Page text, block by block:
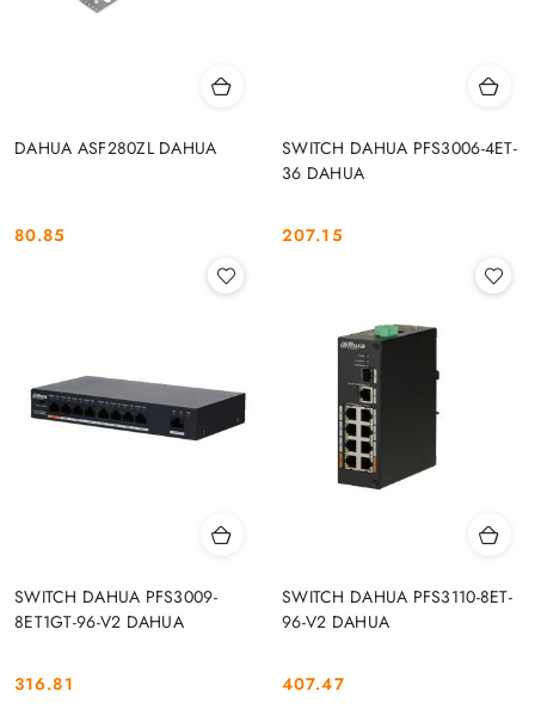
DAHUA ASF280ZL DAHUA
Cena:
80.85
SWITCH DAHUA PFS3006-4ET-
36 DAHUA
Cena:
207.15
SWITCH DAHUA PFS3009-
8ET1GT-96-V2 DAHUA
Cena:
316.81
SWITCH DAHUA PFS3110-8ET-
96-V2 DAHUA
Cena:
407.47